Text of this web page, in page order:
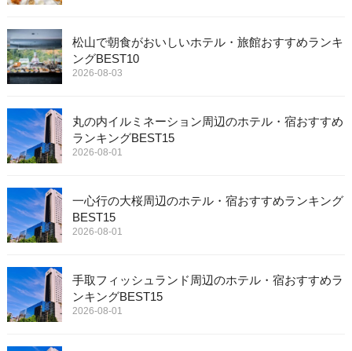
松山で朝食がおいしいホテル・旅館おすすめランキ
ングBEST10
2026-08-03
丸の内イルミネーション周辺のホテル・宿おすすめ
ランキングBEST15
2026-08-01
一心行の大桜周辺のホテル・宿おすすめランキング
BEST15
2026-08-01
手取フィッシュランド周辺のホテル・宿おすすめラ
ンキングBEST15
2026-08-01